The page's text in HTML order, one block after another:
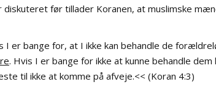
diskuteret før tillader Koranen, at muslimske
I er bange for, at I ikke kan behandle de
. Hvis I er bange for ikke at kunne behandle
til ikke at komme på afveje.<< (Koran 4:3)